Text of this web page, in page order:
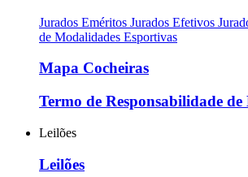
Jurados Eméritos Jurados Efetivos
de Modalidades Esportivas
Mapa Cocheiras
Termo de Responsabilidade
Leilões
Leilões